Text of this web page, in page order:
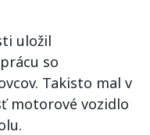
uložil
so
Takisto mal v
motorové vozidlo